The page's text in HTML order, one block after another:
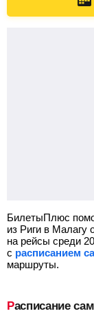
БилетыПлюс
из Риги в Малагу
на рейсы среди
с расписанием
маршруты.
Расписание